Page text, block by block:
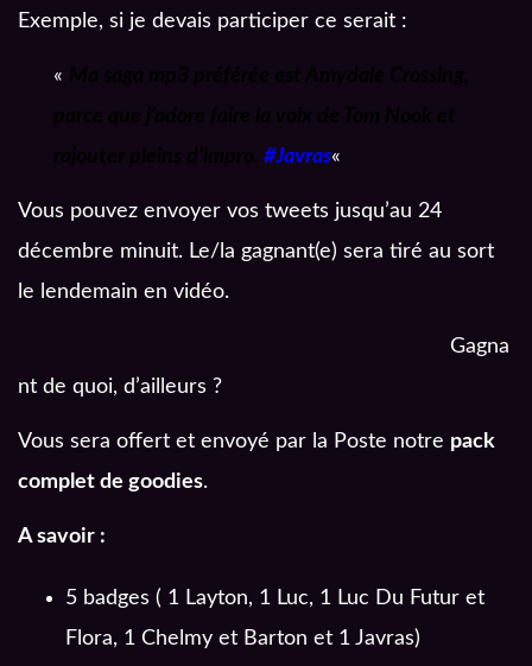
Exemple, si je devais participer ce serait :
«
#Javras«
Vous pouvez envoyer vos tweets jusqu’au 24
décembre minuit. Le/la gagnant(e) sera tiré au sort
le lendemain en vidéo.
Gagna
nt de quoi, d’ailleurs ?
Vous sera offert et envoyé par la Poste notre pack
complet de goodies.
A savoir :
5 badges ( 1 Layton, 1 Luc, 1 Luc Du Futur et
Flora, 1 Chelmy et Barton et 1 Javras)